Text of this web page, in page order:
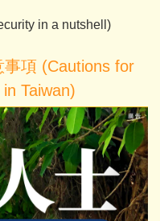
in a nutshell)
項 (Cautions for
Taiwan)
Next